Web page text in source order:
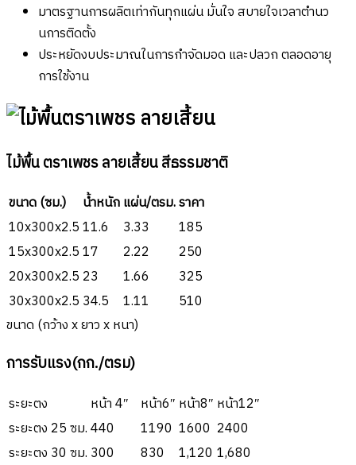
มาตรฐานการผลิตเท่ากันทุกแผ่น มั่นใจ สบายใจเวลาตำนว
นการติดตั้ง
ประหยัดงบประมาณในการกำจัดมอด และปลวก ตลอดอายุ
การใช้งาน
ไม้พื้น ตราเพชร ลายเสี้ยน สีธรรมชาติ
ขนาด (ซม.) น้ำหนักแผ่น/ตรม.ราคา
10x300x2.511.6 3.33
185
15x300x2.517 2.22
250
20x300x2.5 23 1.66
325
30x300x2.5 34.5 1.11
510
ขนาด (กว้าง x ยาว x หนา)
การรับแรง(กก./ตรม)
ระยะตง หน้า 4″ หน้า6″ หน้า8″ หน้า12″
ระยะตง 25 ซม.440 1190 1600 2400
ระยะตง 30 ซม. 300 830 1,120 1,680